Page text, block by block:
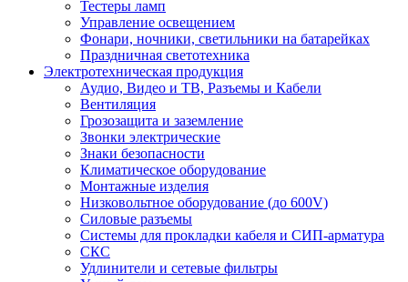
Тестеры ламп
Управление освещением
Фонари, ночники, светильники на батарейках
Праздничная светотехника
Электротехническая продукция
Аудио, Видео и ТВ, Разъемы и Кабели
Вентиляция
Грозозащита и заземление
Звонки электрические
Знаки безопасности
Климатическое оборудование
Монтажные изделия
Низковольтное оборудование (до 600V)
Силовые разъемы
Системы для прокладки кабеля и СИП-арматура
СКС
Удлинители и сетевые фильтры